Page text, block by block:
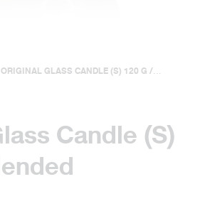
ORIGINAL GLASS CANDLE (S) 120 G /
Candle (S)